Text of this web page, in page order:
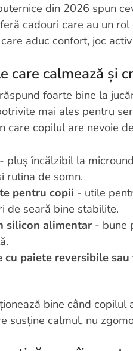
din 2026 spun
cadouri care au un
aduc confort, joc
care calmează și
foarte bine la
mai ales pentru
care copilul are nevoie
- pluș încălzibil la
rutina de somn.
pentru copii - utile
de seară bine stabilite.
silicon alimentar - bune
cu paiete reversibile
bine când
susține calmul, nu